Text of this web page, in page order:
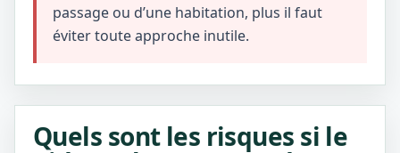
passage ou d’une habitation, plus il faut
éviter toute approche inutile.
Quels sont les risques si le